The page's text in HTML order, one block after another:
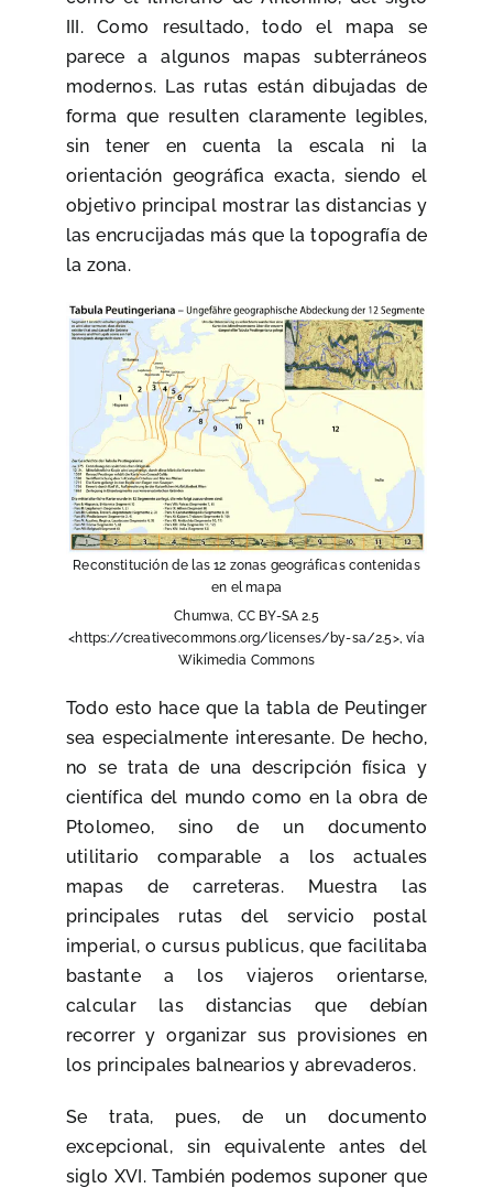
III. Como resultado, todo el mapa se
parece a algunos mapas subterráneos
modernos. Las rutas están dibujadas de
forma que resulten claramente legibles,
sin tener en cuenta la escala ni la
orientación geográfica exacta, siendo el
objetivo principal mostrar las distancias y
las encrucijadas más que la topografía de
la zona.
Reconstitución de las 12 zonas geográficas contenidas
en el mapa
Chumwa, CC BY-SA 2.5
<https://creativecommons.org/licenses/by-sa/2.5>, vía
Wikimedia Commons
Todo esto hace que la tabla de Peutinger
sea especialmente interesante. De hecho,
no se trata de una descripción física y
científica del mundo como en la obra de
Ptolomeo, sino de un documento
utilitario comparable a los actuales
mapas de carreteras. Muestra las
principales rutas del servicio postal
imperial, o cursus publicus, que facilitaba
bastante a los viajeros orientarse,
calcular las distancias que debían
recorrer y organizar sus provisiones en
los principales balnearios y abrevaderos.
Se trata, pues, de un documento
excepcional, sin equivalente antes del
siglo XVI. También podemos suponer que